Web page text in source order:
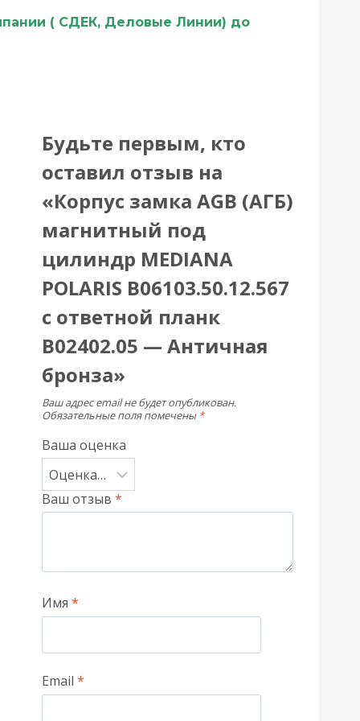
( СДЕК, Деловые Линии) до
Будьте первым, кто
оставил отзыв на
«Корпус замка AGB (АГБ)
магнитный под
цилиндр MEDIANA
POLARIS B06103.50.12.567
с ответной планк
B02402.05 — Античная
бронза»
Ваш адрес email не будет опубликован.
Обязательные поля помечены *
Ваша оценка
Ваш отзыв *
Имя *
Email *